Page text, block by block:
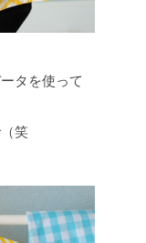
タを使って
笑